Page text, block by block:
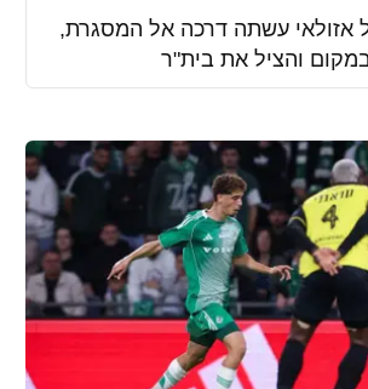
אזולאי עשתה דרכה אל המסגרת,
והציל את בית"ר